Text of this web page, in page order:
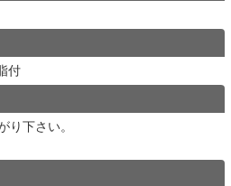
付
り下さい。